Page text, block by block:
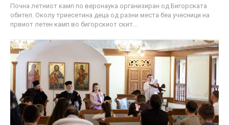
Почна летниот камп по веронаука организиран од Бигорската
обител. Околу триесетина деца од разни места беа учесници на
првиот летен камп во бигорскиот скит...